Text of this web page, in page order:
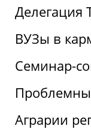
Делегация
ВУЗы в
Семинар-
Аграрии